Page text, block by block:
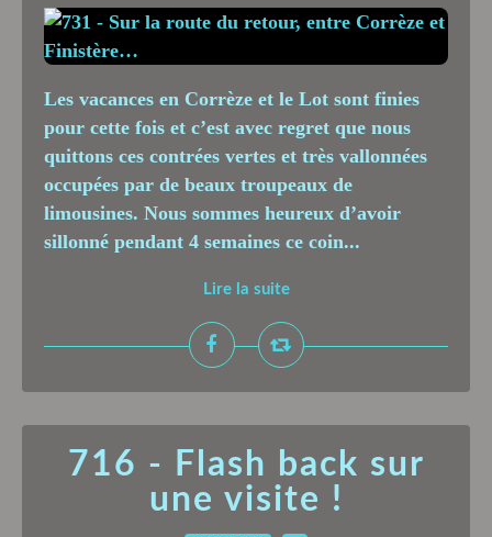
Les vacances en Corrèze et le Lot sont finies
pour cette fois et c’est avec regret que nous
quittons ces contrées vertes et très vallonnées
occupées par de beaux troupeaux de
limousines. Nous sommes heureux d’avoir
sillonné pendant 4 semaines ce coin...
Lire la suite
716 - Flash back sur
une visite !